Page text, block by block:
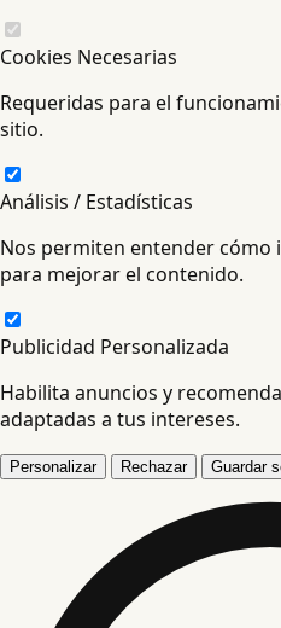
Cookies Necesarias
Requeridas para el
sitio.
Análisis / Estadísticas
Nos permiten entender cómo
para mejorar el contenido.
Publicidad Personalizada
Habilita anuncios y
adaptadas a tus intereses.
Personalizar Rechazar Guardar